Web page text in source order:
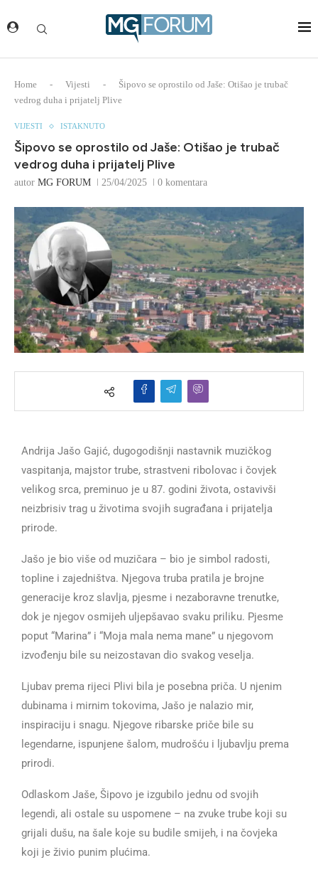
Home - Vijesti -
Šipovo se oprostilo od Jaše: Otišao je trubač
vedrog duha i prijatelj Plive
VIJESTI ISTAKNUTO
Šipovo se oprostilo od Jaše: Otišao je trubač
vedrog duha i prijatelj Plive
autor MG FORUM 25/04/2025 0 komentara
Andrija Jašo Gajić, dugogodišnji nastavnik muzičkog
vaspitanja, majstor trube, strastveni ribolovac i čovjek
velikog srca, preminuo je u 87. godini života, ostavivši
neizbrisiv trag u životima svojih sugrađana i prijatelja
prirode.
Jašo je bio više od muzičara – bio je simbol radosti,
topline i zajedništva. Njegova truba pratila je brojne
generacije kroz slavlja, pjesme i nezaboravne trenutke,
dok je njegov osmijeh uljepšavao svaku priliku. Pjesme
poput “Marina” i “Moja mala nema mane” u njegovom
izvođenju bile su neizostavan dio svakog veselja.
Ljubav prema rijeci Plivi bila je posebna priča. U njenim
dubinama i mirnim tokovima, Jašo je nalazio mir,
inspiraciju i snagu. Njegove ribarske priče bile su
legendarne, ispunjene šalom, mudrošću i ljubavlju prema
prirodi.
Odlaskom Jaše, Šipovo je izgubilo jednu od svojih
legendi, ali ostale su uspomene – na zvuke trube koji su
grijali dušu, na šale koje su budile smijeh, i na čovjeka
koji je živio punim plućima.